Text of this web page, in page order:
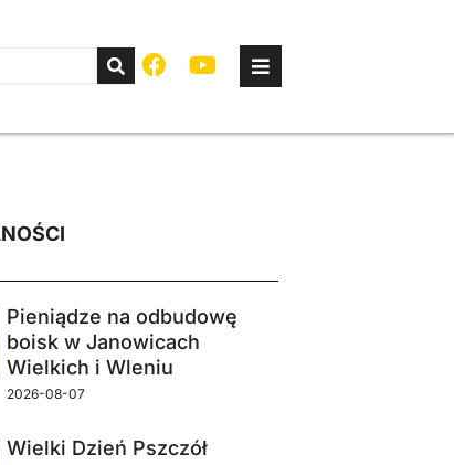
Pieniądze na odbudowę
boisk w Janowicach
Wielkich i Wleniu
2026-08-07
Wielki Dzień Pszczół